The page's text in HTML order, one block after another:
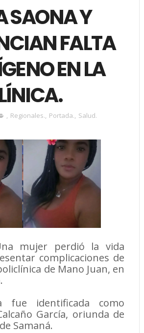
SAONA Y
FALTA
EN LA
, Regionales., Portada., Salud.
mujer perdió la vida
complicaciones de
de Mano Juan, en
fue identificada como
García, oriunda de
Samaná.